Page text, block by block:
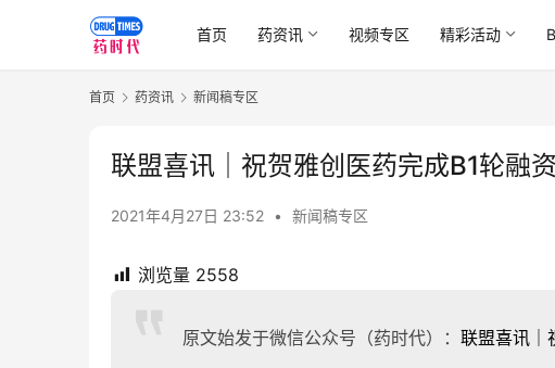
首页 药资讯 视频专区 精彩活动
首页 药资讯 新闻稿专区
联盟喜讯｜祝贺雅创医药完成B1轮融资
2021年4月27日 23:52 • 新闻稿专区
浏览量 2558
原文始发于微信公众号（药时代）： 联盟喜讯｜